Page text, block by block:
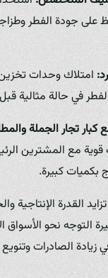
على جودة الفطر
امتلاك وحدات
في حالة مثالية
كبار تجار الجملة
مع المشترين
بكميات كبيرة.
القدرة الإنتاجية
التوجه نحو الأسواق
زيادة الصادرات